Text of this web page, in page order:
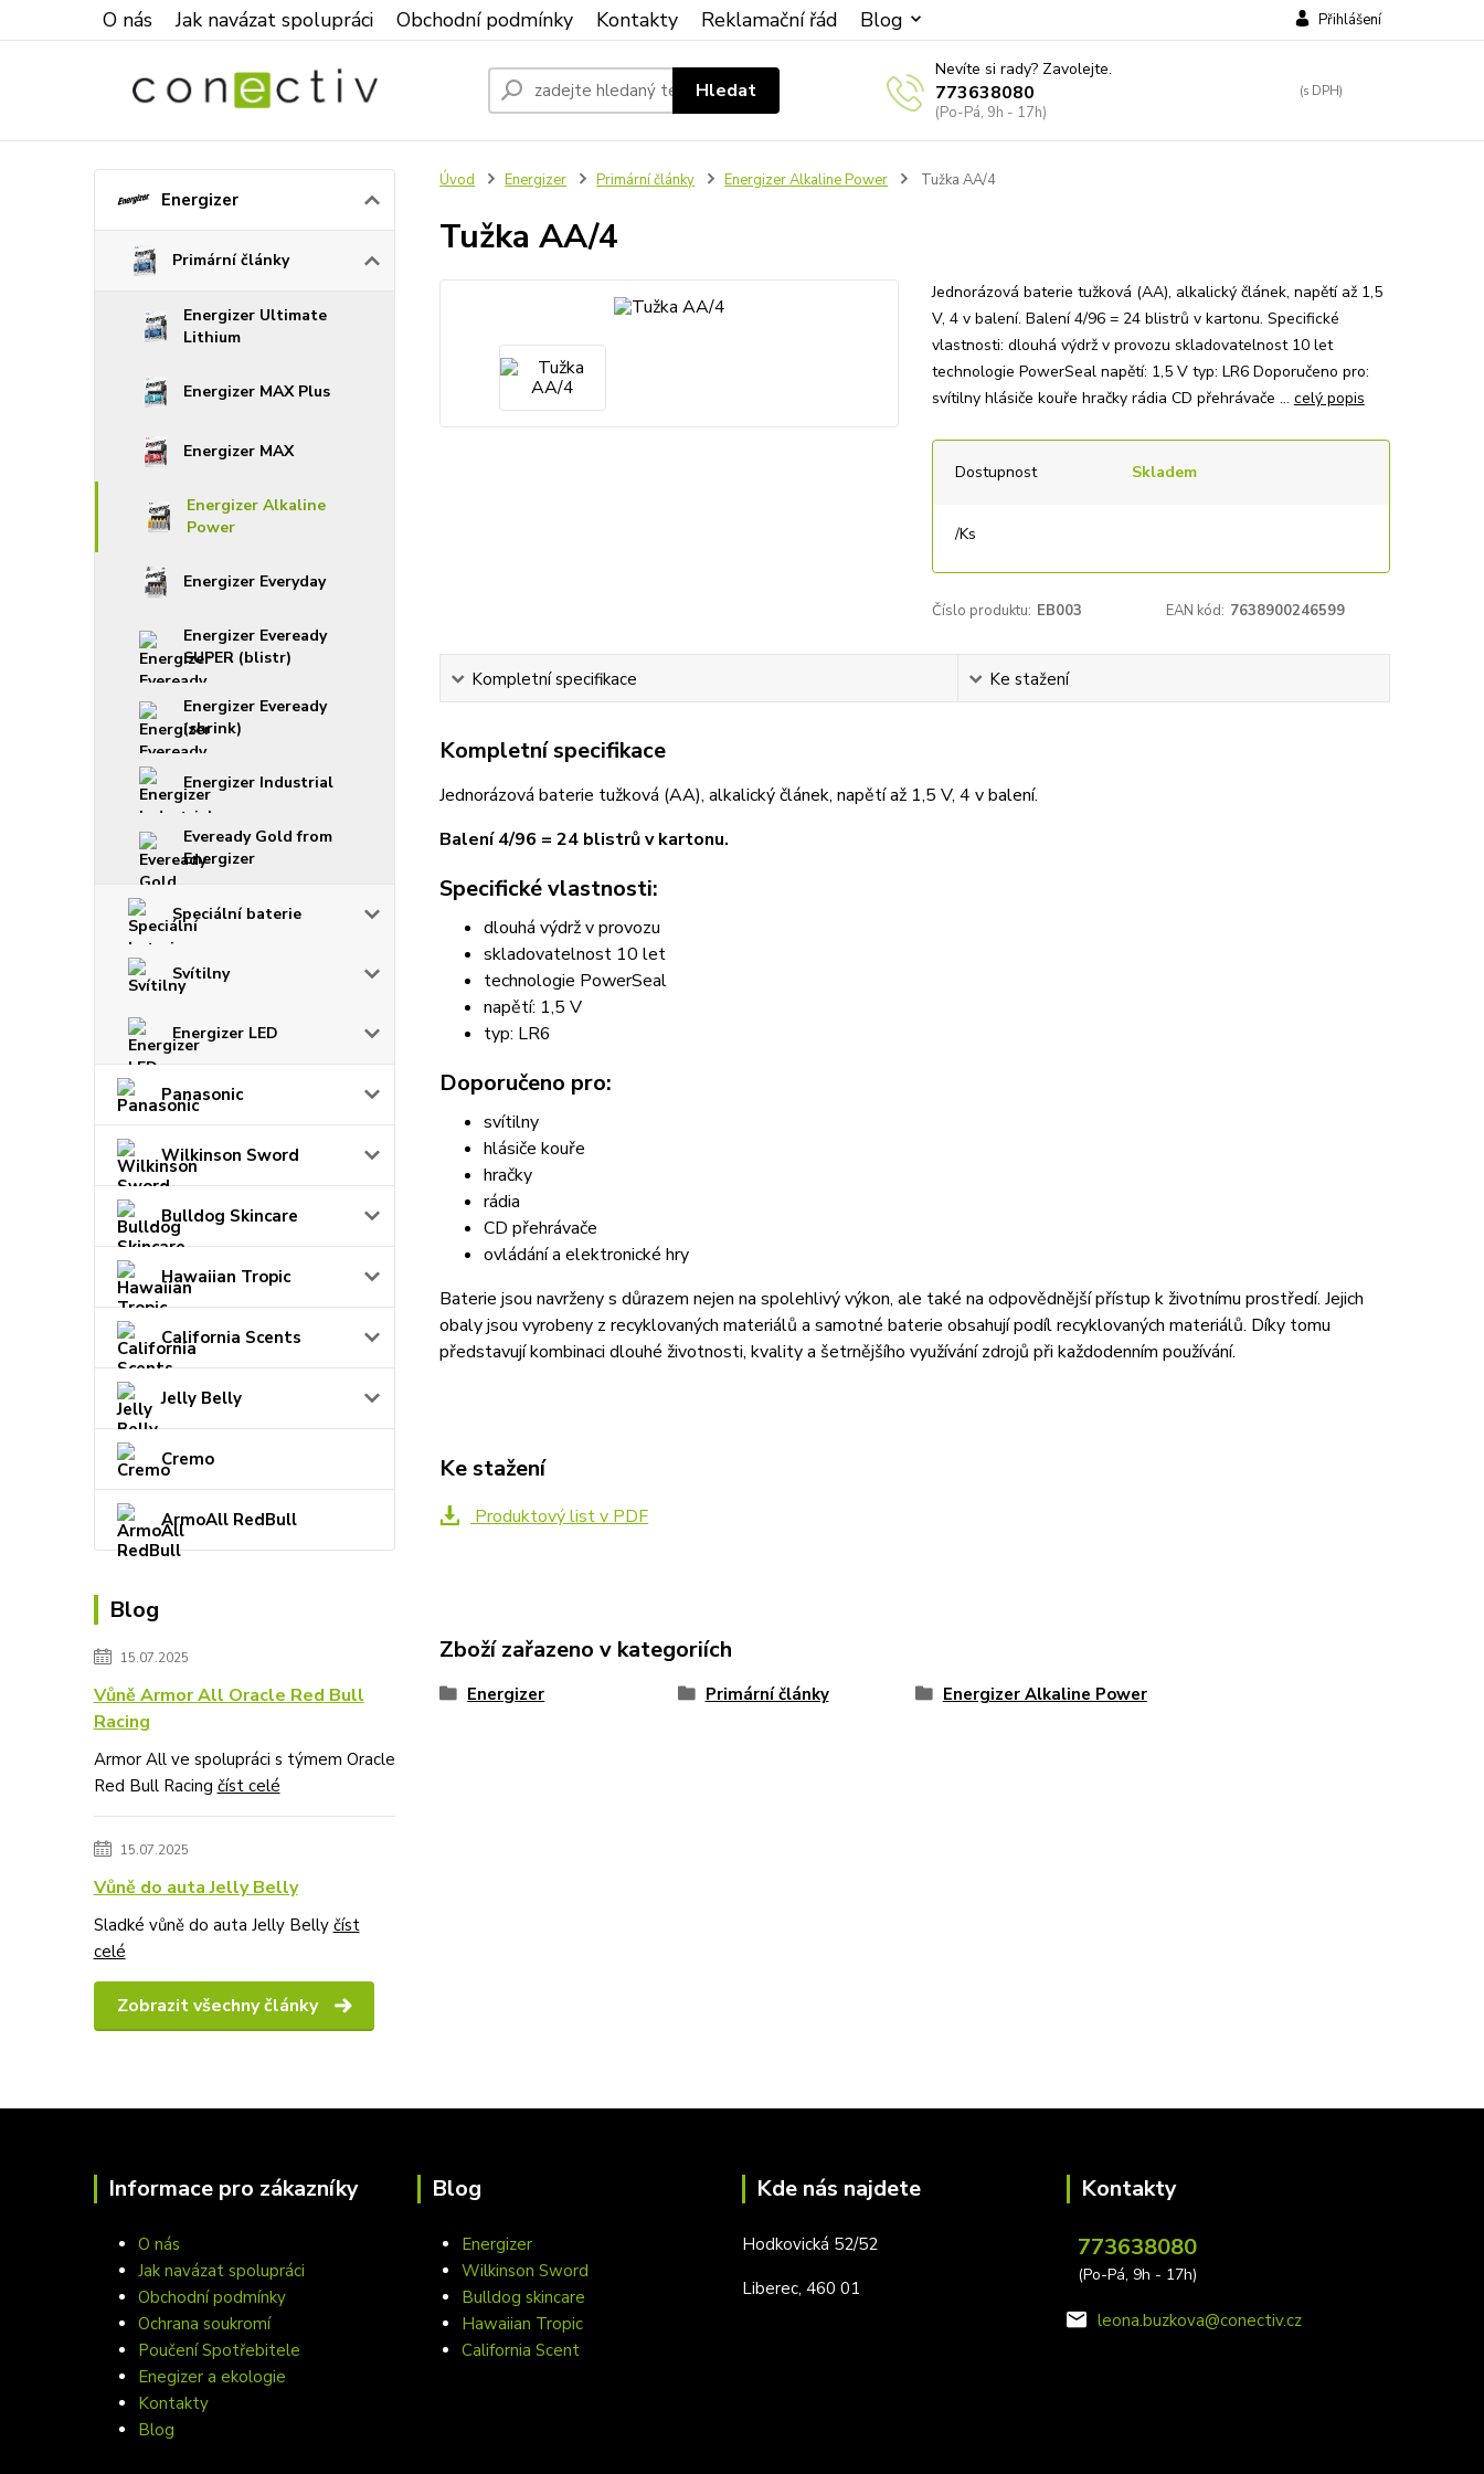
O nás Jak navázat spolupráci Obchodní podmínky Kontakty Reklamační řád Blog Přihlášení
Hledat
Nevíte si rady? Zavolejte.
773638080
(Po-Pá, 9h - 17h)
Energizer
Primární články
Energizer Ultimate
Lithium
Energizer MAX Plus
Energizer MAX
Energizer Alkaline
Power
Energizer Everyday
Energizer Eveready
SUPER (blistr)
Energizer Eveready
(shrink)
Energizer Industrial
Eveready Gold from
Energizer
Speciální baterie
Svítilny
Energizer LED
Panasonic
Wilkinson Sword
Bulldog Skincare
Hawaiian Tropic
California Scents
Jelly Belly
Cremo
ArmoAll RedBull
Blog
15.07.2025
Vůně Armor All Oracle Red Bull
Racing
Armor All ve spolupráci s týmem Oracle
Red Bull Racing číst celé
15.07.2025
Vůně do auta Jelly Belly
Sladké vůně do auta Jelly Belly číst
celé
Zobrazit všechny články
Úvod Energizer Primární články Energizer Alkaline Power Tužka AA/4
Tužka AA/4
Jednorázová baterie tužková (AA), alkalický článek, napětí až 1,5
V, 4 v balení. Balení 4/96 = 24 blistrů v kartonu. Specifické
vlastnosti: dlouhá výdrž v provozu skladovatelnost 10 let
technologie PowerSeal napětí: 1,5 V typ: LR6 Doporučeno pro:
svítilny hlásiče kouře hračky rádia CD přehrávače ... celý popis
Dostupnost Skladem
/Ks
Číslo produktu: EB003 EAN kód: 7638900246599
Kompletní specifikace Ke stažení
Kompletní specifikace
Jednorázová baterie tužková (AA), alkalický článek, napětí až 1,5 V, 4 v balení.
Balení 4/96 = 24 blistrů v kartonu.
Specifické vlastnosti:
dlouhá výdrž v provozu
skladovatelnost 10 let
technologie PowerSeal
napětí: 1,5 V
typ: LR6
Doporučeno pro:
svítilny
hlásiče kouře
hračky
rádia
CD přehrávače
ovládání a elektronické hry
Baterie jsou navrženy s důrazem nejen na spolehlivý výkon, ale také na odpovědnější přístup k životnímu prostředí. Jejich
obaly jsou vyrobeny z recyklovaných materiálů a samotné baterie obsahují podíl recyklovaných materiálů. Díky tomu
představují kombinaci dlouhé životnosti, kvality a šetrnějšího využívání zdrojů při každodenním používání.
Ke stažení
Produktový list v PDF
Zboží zařazeno v kategoriích
Energizer Primární články Energizer Alkaline Power
Informace pro zákazníky
O nás
Jak navázat spolupráci
Obchodní podmínky
Ochrana soukromí
Poučení Spotřebitele
Enegizer a ekologie
Kontakty
Blog
Blog
Energizer
Wilkinson Sword
Bulldog skincare
Hawaiian Tropic
California Scent
Kde nás najdete
Hodkovická 52/52
Liberec, 460 01
Kontakty
773638080
(Po-Pá, 9h - 17h)
leona.buzkova@conectiv.cz